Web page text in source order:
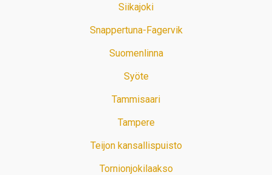
Siikajoki
Snappertuna-Fagervik
Suomenlinna
Syöte
Tammisaari
Tampere
Teijon kansallispuisto
Tornionjokilaakso